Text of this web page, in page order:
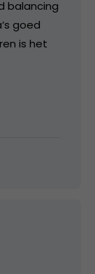
balancing
goed
is het